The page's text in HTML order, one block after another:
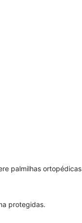
palmilhas
protegidas.